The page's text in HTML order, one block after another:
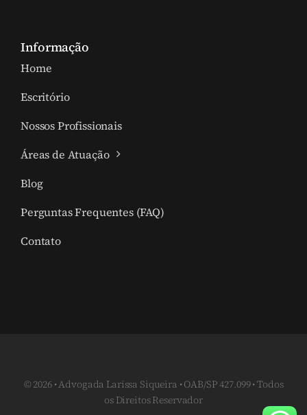
Informação
Home
Escritório
Nossos Profissionais
Áreas de Atuação
Blog
Perguntas Frequentes (FAQ)
Contato
© 2026 • Advogada Larissa Siqueira • OAB/SP 427.099 • Todos
os Direitos Reservador